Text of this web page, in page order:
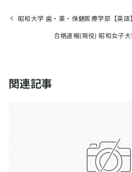
昭和大学 歯・薬・保健医療学部【英
合格速報(現役) 昭和女子
関連記事